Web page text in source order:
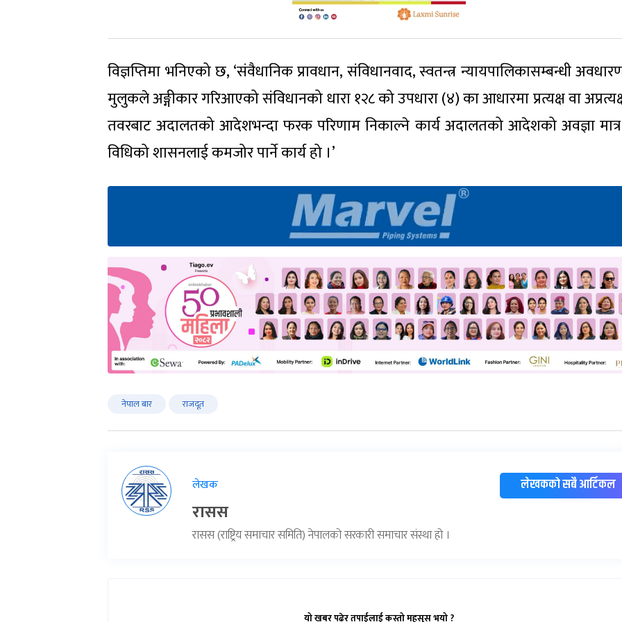
विज्ञप्तिमा भनिएको छ, ‘संवैधानिक प्रावधान, संविधानवाद, स्वतन्त्र न्यायपालिकासम्बन्धी
मुलुकले अङ्गीकार गरिआएको संविधानको धारा १२८ को उपधारा (४) का आधारमा प्रत्यक्ष वा
तवरबाट अदालतको आदेशभन्दा फरक परिणाम निकाल्ने कार्य अदालतको आदेशको अवज्ञा
विधिको शासनलाई कमजोर पार्ने कार्य हो ।’
नेपाल बार राजदूत
लेखक
रासस
रासस (राष्ट्रिय समाचार समिति) नेपालको सरकारी समाचार संस्था हो ।
लेखकको सबै आर्टिकल
यो खबर पढेर तपाईलाई कस्तो महसुस भयो ?